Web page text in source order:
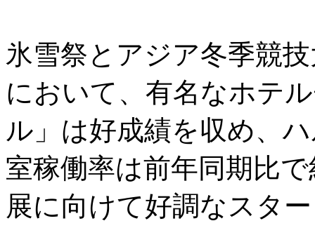
氷雪祭とアジア冬季競
において、有名なホテ
ル」は好成績を収め、
室稼働率は前年同期比
展に向けて好調なスタ